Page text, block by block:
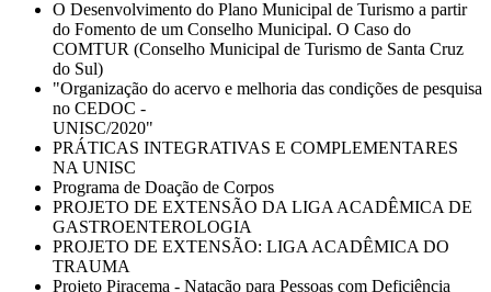
O Desenvolvimento do Plano Municipal de Turismo a partir
do Fomento de um Conselho Municipal. O Caso do
COMTUR (Conselho Municipal de Turismo de Santa Cruz
do Sul)
"Organização do acervo e melhoria das condições de pesquisa
no CEDOC -
UNISC/2020"
PRÁTICAS INTEGRATIVAS E COMPLEMENTARES
NA UNISC
Programa de Doação de Corpos
PROJETO DE EXTENSÃO DA LIGA ACADÊMICA DE
GASTROENTEROLOGIA
PROJETO DE EXTENSÃO: LIGA ACADÊMICA DO
TRAUMA
Projeto Piracema - Natação para Pessoas com Deficiência